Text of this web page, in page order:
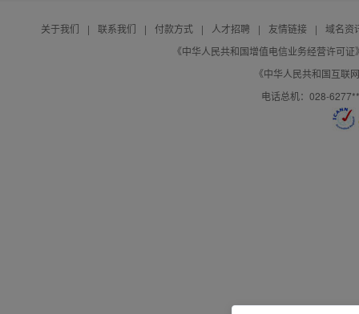
关于我们 | 联系我们 | 付款方式 | 人才招聘 | 友情链接 |
域名资
《中华人民共和国增值电信业务经营许可
《中华人民共和国互联
电话总机：028-